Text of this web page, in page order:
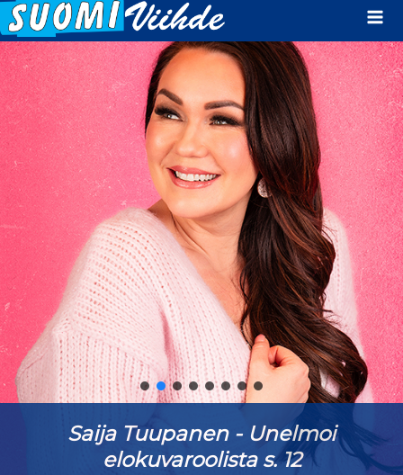
Saija Tuupanen - Unelmoi
elokuvaroolista s. 12